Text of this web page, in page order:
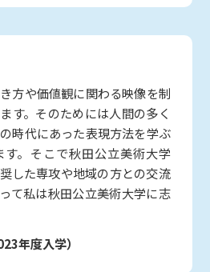
方や価値観に関わる映像を制
す。そのためには人間の多く
時代にあった表現方法を学ぶ
。そこで秋田公立美術大学
した専攻や地域の方との交流
て私は秋田公立美術大学に志
年度入学）